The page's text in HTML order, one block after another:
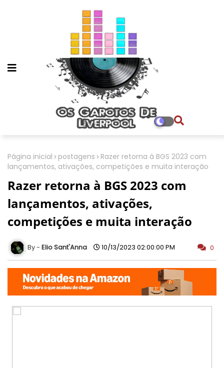
Página inicial postagens
Razer retorna à BGS 2023 com
lançamentos, ativações, competições e muita interação
Razer retorna à BGS 2023 com
lançamentos, ativações,
competições e muita interação
Elio Sant'Anna 10/13/2023 02:00:00 PM 0